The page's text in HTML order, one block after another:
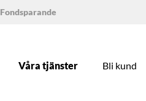
Fondsparande
Våra tjänster Bli kund